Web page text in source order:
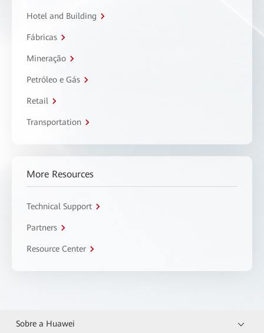
Hotel and Building
Fábricas
Mineração
Petróleo e Gás
Retail
Transportation
More Resources
Technical Support
Partners
Resource Center
Sobre a Huawei